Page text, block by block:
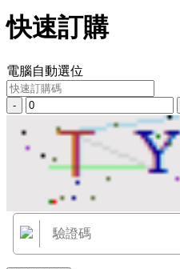
快速訂購
電腦自動選位
-